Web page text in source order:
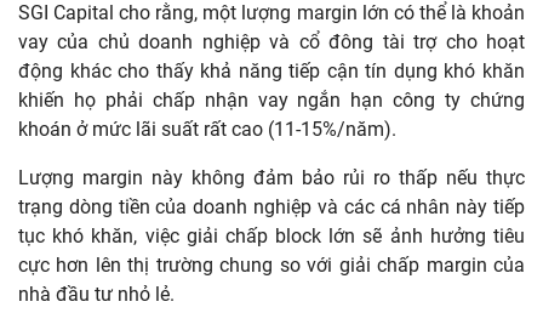
SGI Capital cho rằng, một lượng margin lớn có thể là khoản
vay của chủ doanh nghiệp và cổ đông tài trợ cho hoạt
động khác cho thấy khả năng tiếp cận tín dụng khó khăn
khiến họ phải chấp nhận vay ngắn hạn công ty chứng
khoán ở mức lãi suất rất cao (11-15%/năm).
Lượng margin này không đảm bảo rủi ro thấp nếu thực
trạng dòng tiền của doanh nghiệp và các cá nhân này tiếp
tục khó khăn, việc giải chấp block lớn sẽ ảnh hưởng tiêu
cực hơn lên thị trường chung so với giải chấp margin của
nhà đầu tư nhỏ lẻ.